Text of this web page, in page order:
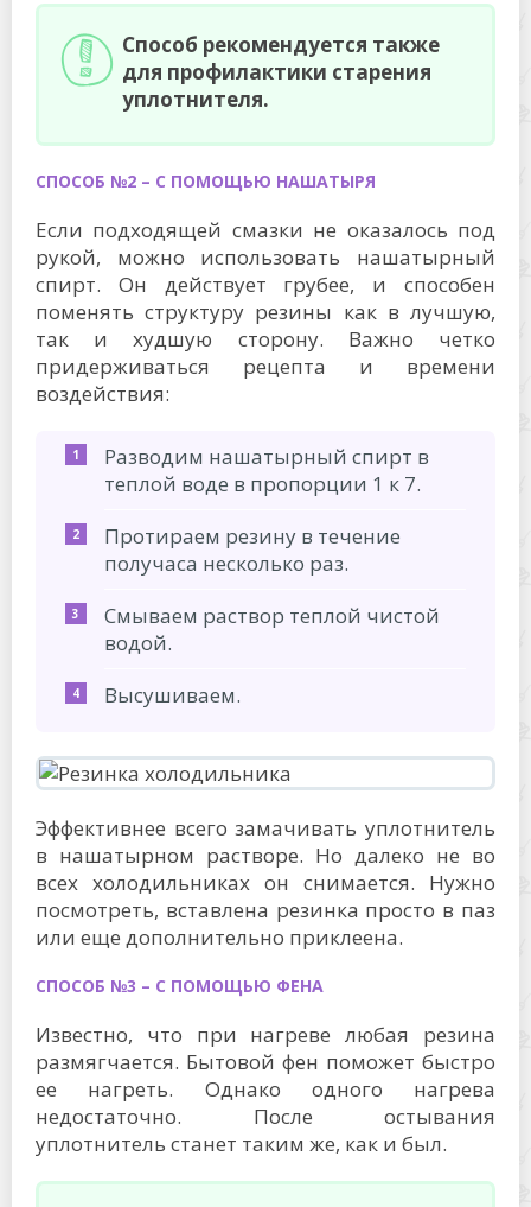
Способ рекомендуется также
для профилактики старения
уплотнителя.
СПОСОБ №2 – С ПОМОЩЬЮ НАШАТЫРЯ
Если подходящей смазки не оказалось под
рукой, можно использовать нашатырный
спирт. Он действует грубее, и способен
поменять структуру резины как в лучшую,
так и худшую сторону. Важно четко
придерживаться рецепта и времени
воздействия:
Разводим нашатырный спирт в
теплой воде в пропорции 1 к 7.
Протираем резину в течение
получаса несколько раз.
Смываем раствор теплой чистой
водой.
Высушиваем.
Эффективнее всего замачивать уплотнитель
в нашатырном растворе. Но далеко не во
всех холодильниках он снимается. Нужно
посмотреть, вставлена резинка просто в паз
или еще дополнительно приклеена.
СПОСОБ №3 – С ПОМОЩЬЮ ФЕНА
Известно, что при нагреве любая резина
размягчается. Бытовой фен поможет быстро
ее нагреть. Однако одного нагрева
недостаточно. После остывания
уплотнитель станет таким же, как и был.